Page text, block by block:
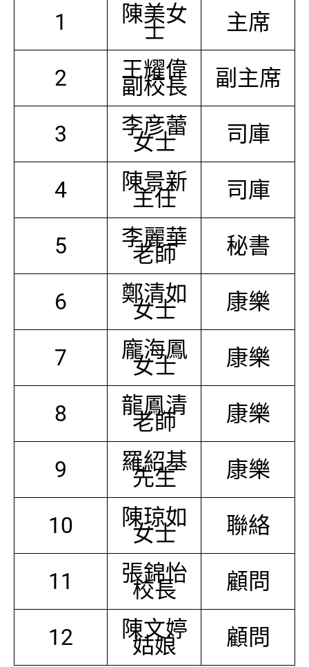
1
陳美女
士 主席
2 王耀偉
副校長 副主席
3 李彦蕾
女士 司庫
4 陳景新
主任 司庫
5 李麗華
老師 秘書
6 鄭清如
女士 康樂
7 龐海鳳
女士 康樂
8 龍鳳清
老師 康樂
9 羅紹基
先生 康樂
10 陳琼如
女士 聯絡
11 張錦怡
校長 顧問
12 陳文婷
姑娘 顧問